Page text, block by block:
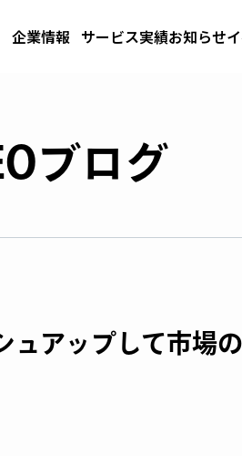
企業情報 サービス実績お知らせ
ブログ
ュアップして市場